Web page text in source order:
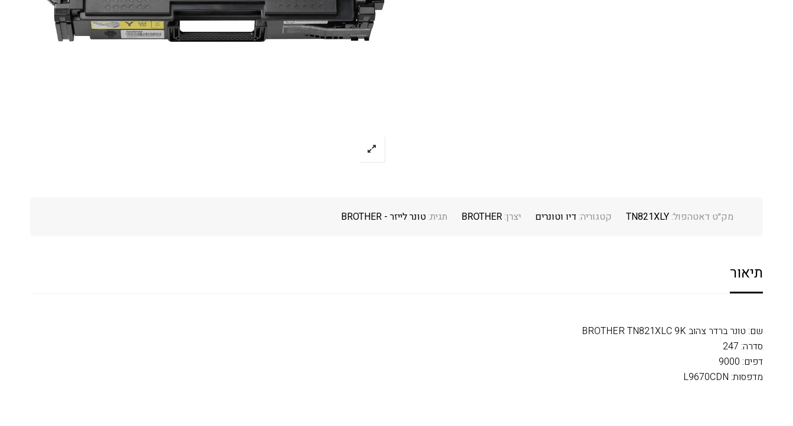
מק״ט דאטהפול: TN821XLY קטגוריה: דיו וטונרים יצרן: BROTHER תגית: טונר לייזר - BROTHER
תיאור
שם: טונר ברדר צהוב BROTHER TN821XLC 9K
סדרה: 247
דפים: 9000
מדפסות: L9670CDN